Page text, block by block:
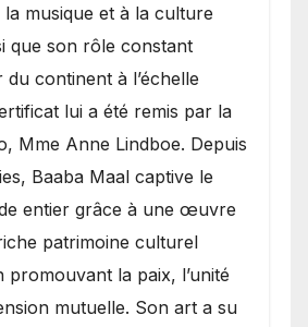
musique et à la culture
que son rôle constant
du continent à l’échelle
lui a été remis par la
Mme Anne Lindboe. Depuis
Baaba Maal captive le
entier grâce à une œuvre
patrimoine culturel
la paix, l’unité
mutuelle. Son art a su